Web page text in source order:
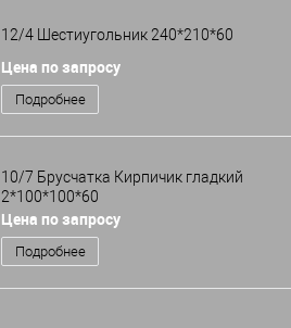
12/4 Шестиугольник 240*210*60
Цена по запросу
Подробнее
10/7 Брусчатка Кирпичик гладкий
2*100*100*60
Цена по запросу
Подробнее